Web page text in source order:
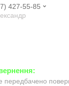
427-55-85
передбачено